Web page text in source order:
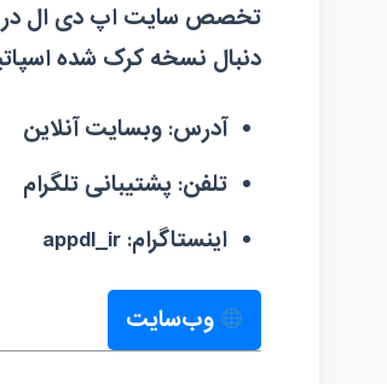
تخصص سایت اپ دی ال در
دنبال نسخه کرک شده
آدرس: وبسایت آنلاین
تلفن: پشتیبانی تلگرام
اینستاگرام:
وب‌سایت